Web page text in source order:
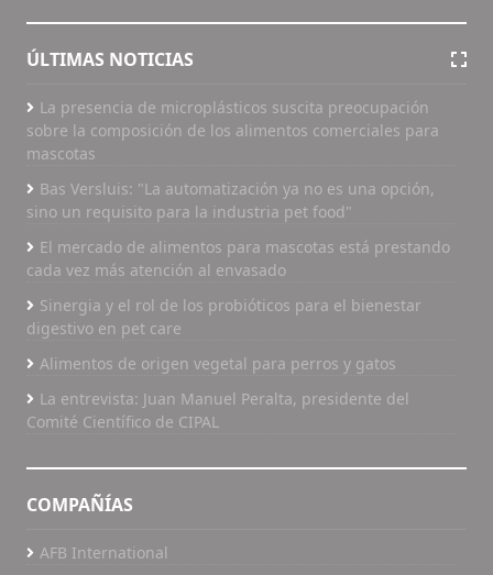
ÚLTIMAS NOTICIAS
La presencia de microplásticos suscita preocupación
sobre la composición de los alimentos comerciales para
mascotas
Bas Versluis: "La automatización ya no es una opción,
sino un requisito para la industria pet food"
El mercado de alimentos para mascotas está prestando
cada vez más atención al envasado
Sinergia y el rol de los probióticos para el bienestar
digestivo en pet care
Alimentos de origen vegetal para perros y gatos
La entrevista: Juan Manuel Peralta, presidente del
Comité Científico de CIPAL
COMPAÑÍAS
AFB International